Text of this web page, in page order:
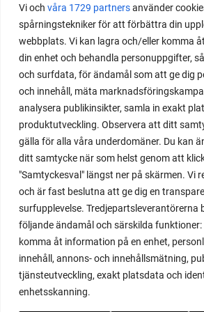
Vi och våra 1729 partnersanvänder
spårningstekniker för att förbättra din
webbplats. Vi kan lagra och/eller komma
din enhet och behandla personuppgifter,
och surfdata, för ändamål som att ge dig
och innehåll, mäta
analysera publikinsikter, samla in exakt
produktutveckling. Observera att ditt
gälla för alla våra underdomäner. Du kan
ditt samtycke när som helst genom att
"Samtyckesval" längst ner på skärmen. Vi
och är fast beslutna att ge dig en
surfupplevelse. Tredjepartsleverantörerna
följande ändamål och särskilda
komma åt information på en enhet,
innehåll, annons- och innehållsmätning,
tjänsteutveckling, exakt platsdata och
enhetsskanning.
FACEBOOK
YOUTUBE
INSTAGRAM